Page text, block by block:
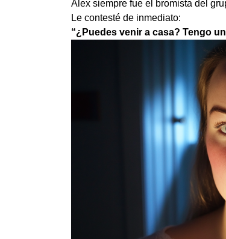
Alex siempre fue el bromista del
Le contesté de inmediato:
“¿Puedes venir a casa? Tengo